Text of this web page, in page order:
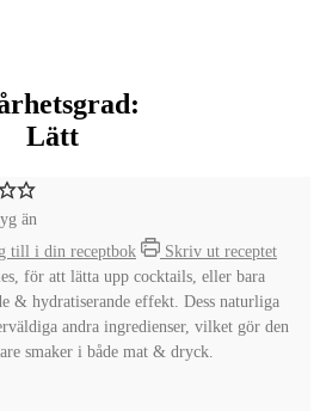
Lätt
än
till i din receptbok
Skriv ut receptet
för att lätta upp cocktails, eller bara
& hydratiserande effekt. Dess naturliga
andra ingredienser, vilket gör den
smaker i både mat & dryck.